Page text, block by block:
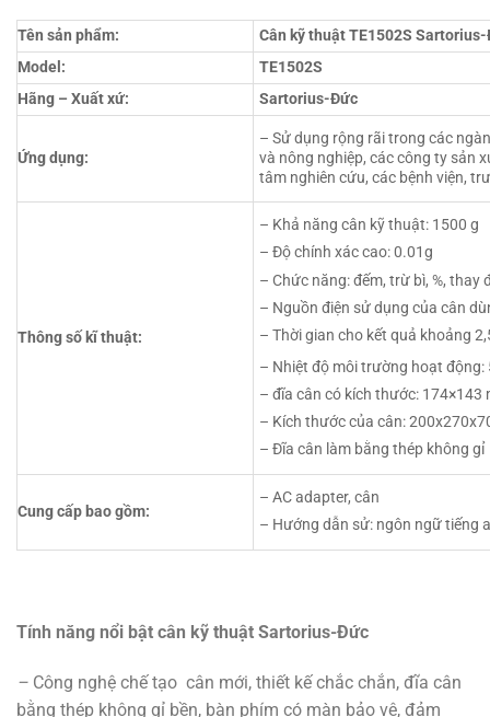
Tên sản phẩm:
Cân kỹ thuật TE1502S
Model:
TE1502S
Hãng – Xuất xứ:
Sartorius-Đức
Ứng dụng:
– Sử dụng rộng rãi trong các
và nông nghiệp, các công ty sản
tâm nghiên cứu, các bệnh viện,
Thông số kĩ thuật:
– Khả năng cân kỹ thuật: 1500 g
– Độ chính xác cao: 0.01g
– Chức năng: đếm, trừ bì, %,
– Nguồn điện sử dụng của cân
– Thời gian cho kết quả khoảng
– Nhiệt độ môi trường hoạt động:
– đĩa cân có kích thước: 174×143
– Kích thước của cân:
– Đĩa cân làm bằng thép không gỉ
Cung cấp bao gồm:
– AC adapter, cân
– Hướng dẫn sử: ngôn ngữ tiếng
Tính năng nổi bật cân kỹ thuật Sartorius-Đức
– Công nghệ chế tạo cân mới, thiết kế chắc chắn, đĩa cân
bằng thép không gỉ bền, bàn phím có màn bảo vệ, đảm